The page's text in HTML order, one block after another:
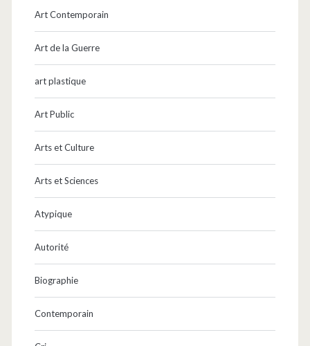
Art Contemporain
Art de la Guerre
art plastique
Art Public
Arts et Culture
Arts et Sciences
Atypique
Autorité
Biographie
Contemporain